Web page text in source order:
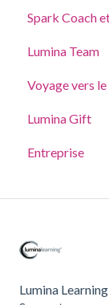
Pour les
Pour les
Spark Coach
Guides and
Spark
Spark
Lumina Team
Créer,
Autres
Voyage vers
Lumina Gift
Entreprise
Lumina Learning